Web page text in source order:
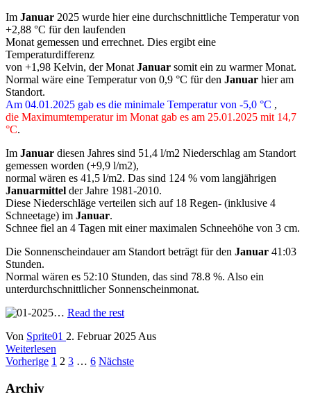
Im Januar 2025 wurde hier eine durchschnittliche Temperatur von
+2,88 °C für den laufenden
Monat gemessen und errechnet. Dies ergibt eine
Temperaturdifferenz
von +1,98 Kelvin, der Monat Januar somit ein zu warmer Monat.
Normal wäre eine Temperatur von 0,9 °C für den Januar hier am
Standort.
Am 04.01.2025 gab es die minimale Temperatur von -5,0 °C ,
die Maximumtemperatur im Monat gab es am 25.01.2025 mit 14,7
°C.
Im Januar diesen Jahres sind 51,4 l/m2 Niederschlag am Standort
gemessen worden (+9,9 l/m2),
normal wären es 41,5 l/m2. Das sind 124 % vom langjährigen
Januarmittel der Jahre 1981-2010.
Diese Niederschläge verteilen sich auf 18 Regen- (inklusive 4
Schneetage) im Januar.
Schnee fiel an 4 Tagen mit einer maximalen Schneehöhe von 3 cm.
Die Sonnenscheindauer am Standort beträgt für den Januar 41:03
Stunden.
Normal wären es 52:10 Stunden, das sind 78.8 %. Also ein
unterdurchschnittlicher Sonnenscheinmonat.
… Read the rest
Von Sprite01 2. Februar 2025 Aus
Weiterlesen
Seitennummerierung
der
Vorherige 1 2 3 … 6 Nächste
Archiv